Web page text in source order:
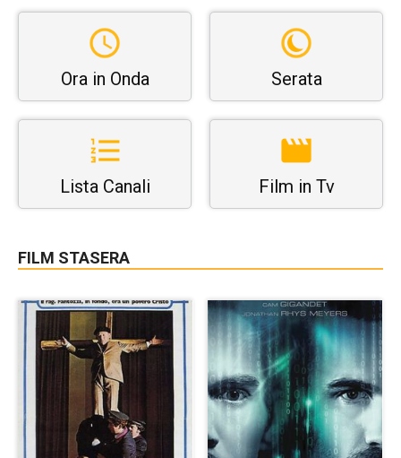
Ora in Onda Serata
Lista Canali Film in Tv
FILM STASERA